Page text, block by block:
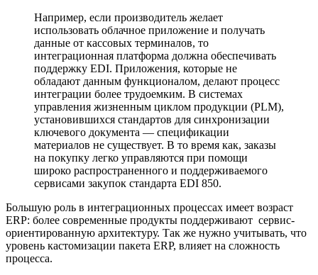
Например, если производитель желает
использовать облачное приложение и получать
данные от кассовых терминалов, то
интеграционная платформа должна обеспечивать
поддержку EDI. Приложения, которые не
обладают данным функционалом, делают процесс
интеграции более трудоемким. В системах
управления жизненным циклом продукции (PLM),
установившихся стандартов для синхронизации
ключевого документа — спецификации
материалов не существует. В то время как, заказы
на покупку легко управляются при помощи
широко распространенного и поддерживаемого
сервисами закупок стандарта EDI 850.
Большую роль в интеграционных процессах имеет возраст
ERP: более современные продукты поддерживают сервис-
ориентированную архитектуру. Так же нужно учитывать, что
уровень кастомизации пакета ERP, влияет на сложность
процесса.